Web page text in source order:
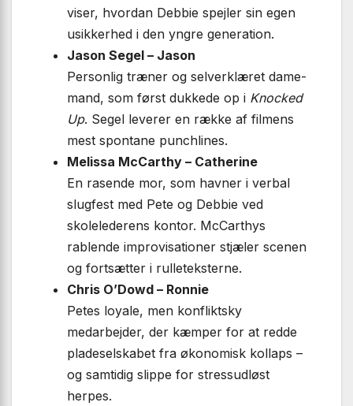
viser, hvordan Debbie spejler sin egen
usikkerhed i den yngre generation.
Jason Segel – Jason
Personlig træner og selverklæret dame­
mand, som først dukkede op i Knocked
Up. Segel leverer en række af filmens
mest spontane punchlines.
Melissa McCarthy – Catherine
En rasende mor, som havner i verbal
slugfest med Pete og Debbie ved
skolelederens kontor. McCarthys
rablende improvisationer stjæler scenen
og fortsætter i rulleteksterne.
Chris O’Dowd – Ronnie
Petes loyale, men konfliktsky
medarbejder, der kæmper for at redde
pladeselskabet fra økonomisk kollaps –
og samtidig slippe for stressudløst
herpes.